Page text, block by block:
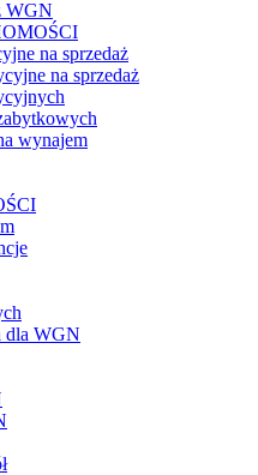
WGN
na sprzedaż
na sprzedaż
wynajem
dla WGN